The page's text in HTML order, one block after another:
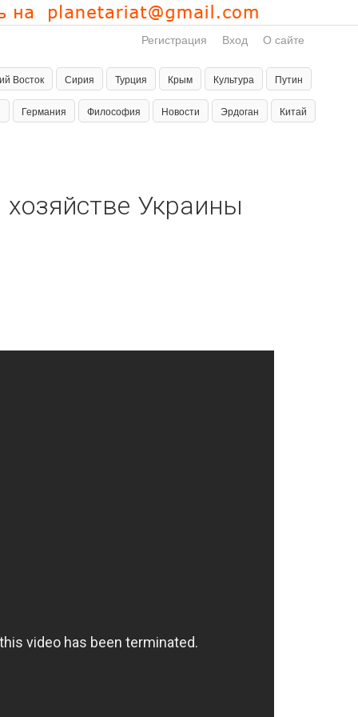
Регистрация Вход О сайте
Восток Сирия Турция Крым Культура Путин
Германия Философия Новости Эрдоган Китай
Украины